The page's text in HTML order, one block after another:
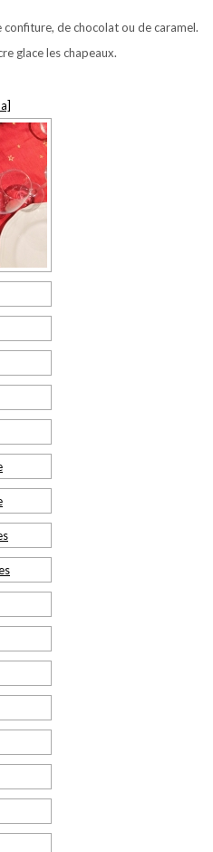
de chocolat ou de caramel.
glace les chapeaux.